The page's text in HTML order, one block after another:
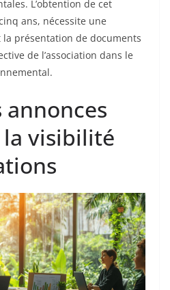
L’obtention de cet
ans, nécessite une
présentation de documents
de l’association dans le
annonces
la visibilité